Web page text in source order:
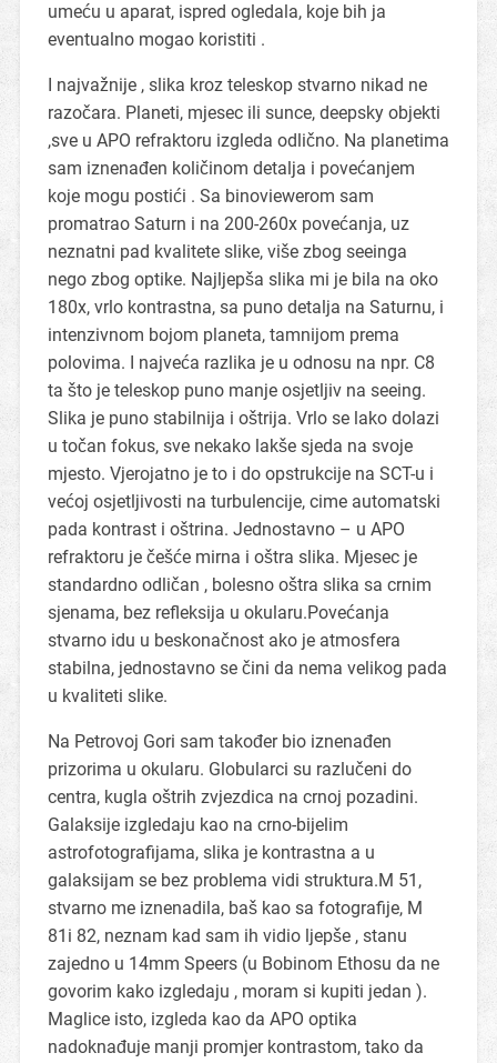
umeću u aparat, ispred ogledala, koje bih ja
eventualno mogao koristiti .
I najvažnije , slika kroz teleskop stvarno nikad ne
razočara. Planeti, mjesec ili sunce, deepsky objekti
,sve u APO refraktoru izgleda odlično. Na planetima
sam iznenađen količinom detalja i povećanjem
koje mogu postići . Sa binoviewerom sam
promatrao Saturn i na 200-260x povećanja, uz
neznatni pad kvalitete slike, više zbog seeinga
nego zbog optike. Najljepša slika mi je bila na oko
180x, vrlo kontrastna, sa puno detalja na Saturnu, i
intenzivnom bojom planeta, tamnijom prema
polovima. I najveća razlika je u odnosu na npr. C8
ta što je teleskop puno manje osjetljiv na seeing.
Slika je puno stabilnija i oštrija. Vrlo se lako dolazi
u točan fokus, sve nekako lakše sjeda na svoje
mjesto. Vjerojatno je to i do opstrukcije na SCT-u i
većoj osjetljivosti na turbulencije, cime automatski
pada kontrast i oštrina. Jednostavno – u APO
refraktoru je češće mirna i oštra slika. Mjesec je
standardno odličan , bolesno oštra slika sa crnim
sjenama, bez refleksija u okularu.Povećanja
stvarno idu u beskonačnost ako je atmosfera
stabilna, jednostavno se čini da nema velikog pada
u kvaliteti slike.
Na Petrovoj Gori sam također bio iznenađen
prizorima u okularu. Globularci su razlučeni do
centra, kugla oštrih zvjezdica na crnoj pozadini.
Galaksije izgledaju kao na crno-bijelim
astrofotografijama, slika je kontrastna a u
galaksijam se bez problema vidi struktura.M 51,
stvarno me iznenadila, baš kao sa fotografije, M
81i 82, neznam kad sam ih vidio ljepše , stanu
zajedno u 14mm Speers (u Bobinom Ethosu da ne
govorim kako izgledaju , moram si kupiti jedan ).
Maglice isto, izgleda kao da APO optika
nadoknađuje manji promjer kontrastom, tako da